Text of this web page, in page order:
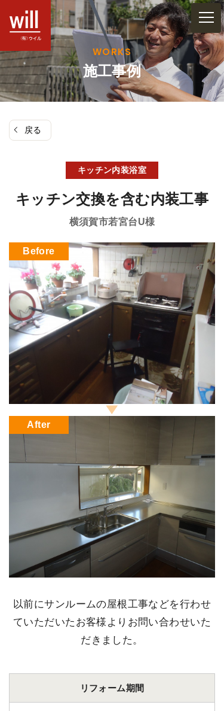
ン
ツ
へ
WORKS
施工事例
戻る
キッチン内装浴室
キッチン交換を含む内装工事
横須賀市若宮台U様
Before
After
以前にサンルームの屋根工事などを行わせ
ていただいたお客様よりお問い合わせいた
だきました。
リフォーム期間